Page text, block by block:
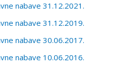
nabave 31.12.2021.
nabave 31.12.2019.
nabave 30.06.2017.
nabave 10.06.2016.